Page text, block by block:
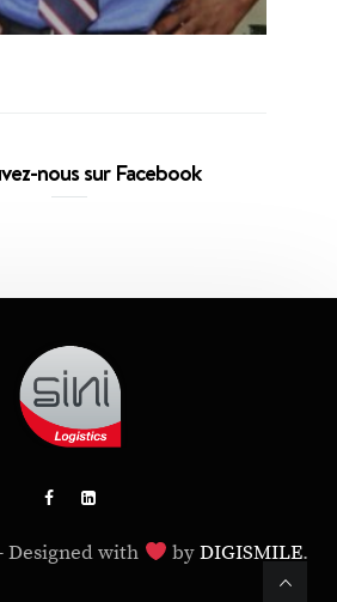
nous sur Facebook
Designed with byDIGISMILE.